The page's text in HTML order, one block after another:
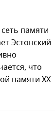
памяти
Эстонский
что
памяти XX